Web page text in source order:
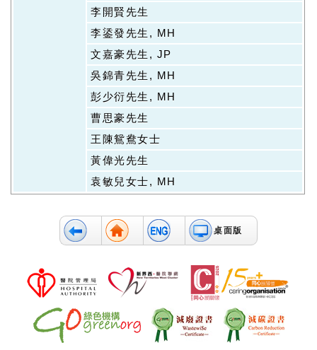
李開賢先生
李鋈發先生, MH
文嘉豪先生, JP
吳錦青先生, MH
彭少衍先生, MH
曹思豪先生
王陳鴛鴦女士
黃偉光先生
袁敏兒女士, MH
桌面版